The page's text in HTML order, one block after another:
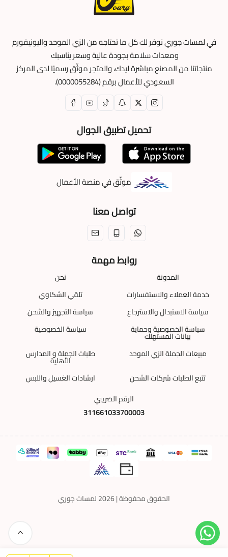
في لمسات جوري نوفر لك كل ما تحتاجه من الزي الموحد واليونيفورم
ومعدات سلامة بجودة عالية وسعر يناسبك
منتجاتنا من المصنع مباشرة ليدك، والمتجر موثّق رسميًا لدى المركز
السعودي للأعمال برقم (0000055284).
تحميل تطبيق الجوال
موثّق في منصة الأعمال
تواصل معنا
روابط مهمة
المدونة
نحن
خدمة العملاء والاستفسارات
تلقي الشكاوي
سياسة الاستبدال والاسترجاع
سياسة التجهيز والشحن
سياسة الخصوصية وحماية
بيانات المستهلك
سياسة الخصوصية
مبيعات الجملة الزي الموحد
طلبات الجملة و المدارس
الأهلية
تتبع الطلبات شركات الشحن
ارشادات الغسيل واللبس
الرقم الضريبي
311661033700003
الحقوق محفوظة | 2026 لمسات جوري